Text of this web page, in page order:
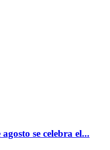
se celebra el...